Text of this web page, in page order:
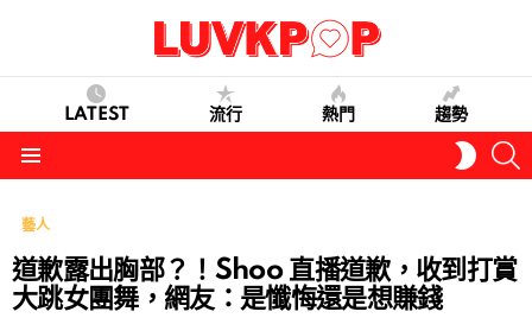
LATEST 流行 熱門 趨勢
SKIN
藝人
道歉露出胸部？！Shoo 直播道歉，收到打賞
大跳女團舞，網友：是懺悔還是想賺錢